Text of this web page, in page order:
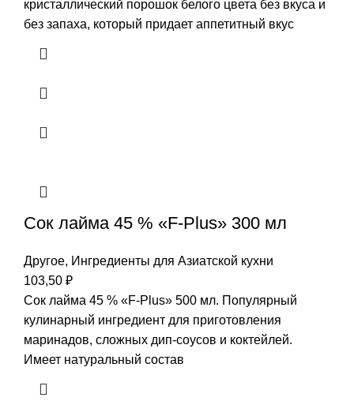
кристаллический порошок белого цвета без вкуса и
без запаха, который придает аппетитный вкус
Сок лайма 45 % «F-Plus» 300 мл
Другое, Ингредиенты для Азиатской кухни
103,50 ₽
Сок лайма 45 % «F-Plus» 500 мл. Популярный
кулинарный ингредиент для приготовления
маринадов, сложных дип-соусов и коктейлей.
Имеет натуральный состав